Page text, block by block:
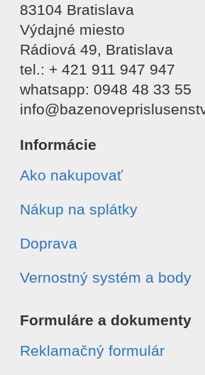
83104 Bratislava
Výdajné miesto
Rádiová 49, Bratislava
tel.: + 421 911 947 947
whatsapp: 0948 48 33 55
Informácie
Ako nakupovať
Nákup na splátky
Doprava
Vernostný systém a body
Formuláre a dokumenty
Reklamačný formulár